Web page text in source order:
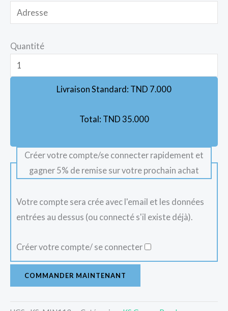
Quantité
Livraison Standard: TND 7.000
Total: TND 35.000
Créer votre compte/se connecter rapidement et
gagner 5% de remise sur votre prochain achat
Votre compte sera crée avec l'email et les données
entrées au dessus (ou connecté s'il existe déjà).
Créer votre compte/ se connecter
COMMANDER MAINTENANT